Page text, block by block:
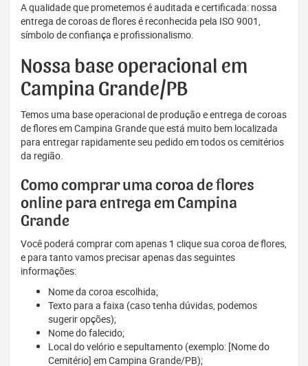
A qualidade que prometemos é auditada e certificada: nossa
entrega de coroas de flores é reconhecida pela ISO 9001,
símbolo de confiança e profissionalismo.
Nossa base operacional em
Campina Grande/PB
Temos uma base operacional de produção e entrega de coroas
de flores em Campina Grande que está muito bem localizada
para entregar rapidamente seu pedido em todos os cemitérios
da região.
Como comprar uma coroa de flores
online para entrega em Campina
Grande
Você poderá comprar com apenas 1 clique sua coroa de flores,
e para tanto vamos precisar apenas das seguintes
informações:
Nome da coroa escolhida;
Texto para a faixa (caso tenha dúvidas, podemos
sugerir opções);
Nome do falecido;
Local do velório e sepultamento (exemplo: [Nome do
Cemitério] em Campina Grande/PB);